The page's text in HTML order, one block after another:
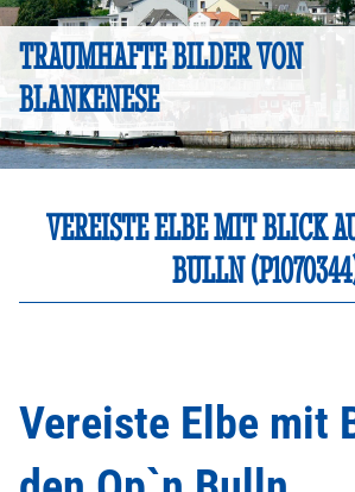
TRAUMHAFTE BILDER VON
BLANKENESE
VEREISTE ELBE MIT BLICK
BULLN
Vereiste Elbe mit